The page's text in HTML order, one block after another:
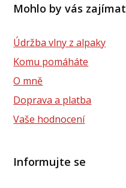
Mohlo by vás zajímat
Údržba vlny z alpaky
Komu pomáháte
O mně
Doprava a platba
Vaše hodnocení
Informujte se